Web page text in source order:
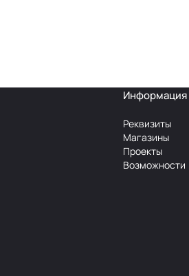
Информация
Реквизиты
Магазины
Проекты
Возможности